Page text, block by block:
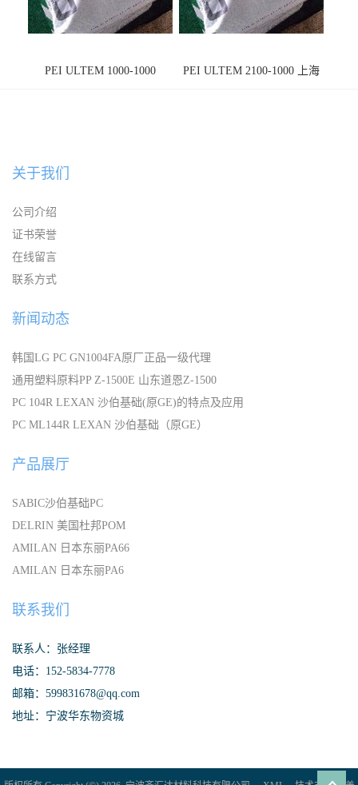
PEI ULTEM 1000-1000
PEI ULTEM 2100-1000 上海
关于我们
公司介绍
证书荣誉
在线留言
联系方式
新闻动态
韩国LG PC GN1004FA原厂正品一级代理
通用塑料原料PP Z-1500E 山东道恩Z-1500
PC 104R LEXAN 沙伯基础(原GE)的特点及应用
PC ML144R LEXAN 沙伯基础（原GE）
产品展厅
SABIC沙伯基础PC
DELRIN 美国杜邦POM
AMILAN 日本东丽PA66
AMILAN 日本东丽PA6
联系我们
联系人：张经理
电话：152-5834-7778
邮箱：599831678@qq.com
地址：宁波华东物资城